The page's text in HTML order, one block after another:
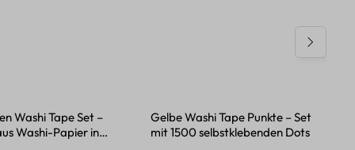
Washi Tape Set –
Washi-Papier in
Gelbe Washi Tape Punkte – Set
mit 1500 selbstklebenden Dots